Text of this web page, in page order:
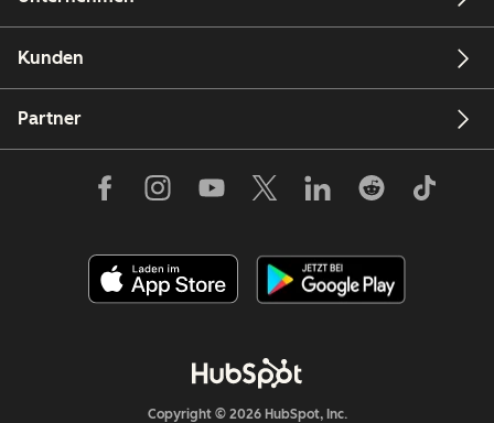
Kunden
Partner
Copyright © 2026 HubSpot, Inc.